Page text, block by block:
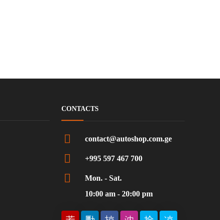
CONTACTS
contact@autoshop.com.ge
+995 597 467 700
Mon. - Sat.
10:00 am - 20:00 pm